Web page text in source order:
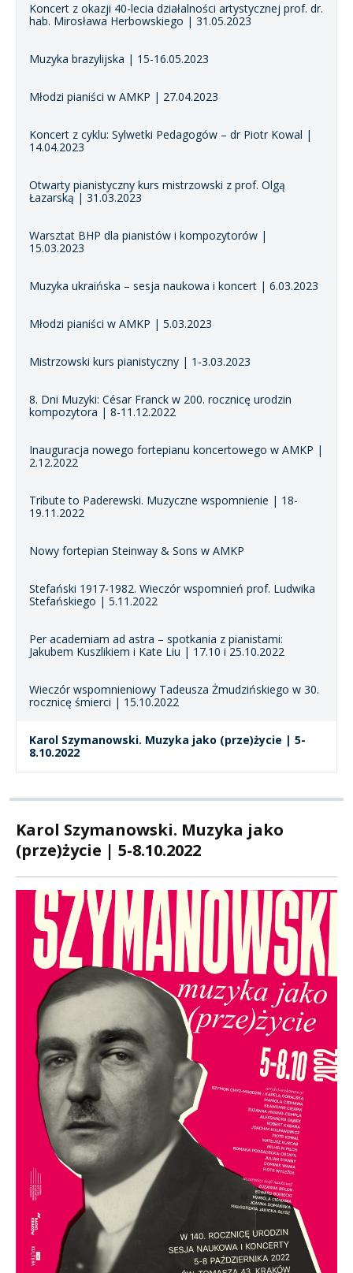
Koncert z okazji 40-lecia działalności artystycznej prof. dr.
hab. Mirosława Herbowskiego | 31.05.2023
Muzyka brazylijska | 15-16.05.2023
Młodzi pianiści w AMKP | 27.04.2023
Koncert z cyklu: Sylwetki Pedagogów – dr Piotr Kowal |
14.04.2023
Otwarty pianistyczny kurs mistrzowski z prof. Olgą
Łazarską | 31.03.2023
Warsztat BHP dla pianistów i kompozytorów |
15.03.2023
Muzyka ukraińska – sesja naukowa i koncert | 6.03.2023
Młodzi pianiści w AMKP | 5.03.2023
Mistrzowski kurs pianistyczny | 1-3.03.2023
8. Dni Muzyki: César Franck w 200. rocznicę urodzin
kompozytora | 8-11.12.2022
Inauguracja nowego fortepianu koncertowego w AMKP |
2.12.2022
Tribute to Paderewski. Muzyczne wspomnienie | 18-
19.11.2022
Nowy fortepian Steinway & Sons w AMKP
Stefański 1917-1982. Wieczór wspomnień prof. Ludwika
Stefańskiego | 5.11.2022
Per academiam ad astra – spotkania z pianistami:
Jakubem Kuszlikiem i Kate Liu | 17.10 i 25.10.2022
Wieczór wspomnieniowy Tadeusza Żmudzińskiego w 30.
rocznicę śmierci | 15.10.2022
Karol Szymanowski. Muzyka jako (prze)życie | 5-
8.10.2022
Karol Szymanowski. Muzyka jako
(prze)życie | 5-8.10.2022